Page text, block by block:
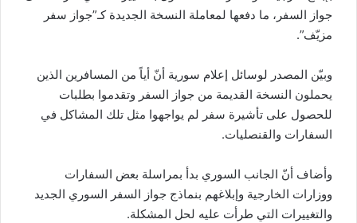
جواز السفر، ما دفعها لمعاملة النسخة الجديدة كـ”جواز سفر
مزيّف”.
وبيّن المصدر لوسائل إعلام سورية أنّ أياً من المسافرين الذين
يحملون النسخة القديمة من جواز السفر وتقدموا بطلبات
للحصول على تأشيرة سفر لم يواجهوا مثل تلك المشاكل في
السفارات والقنصليات.
وأضاف أنّ الجانب السوري بدأ بمراسلة بعض السفارات
ووزارات الخارجية وإبلاغهم بنماذج جواز السفر السوري الجديد
والتغييرات التي طرأت عليه لحل المشكلة.